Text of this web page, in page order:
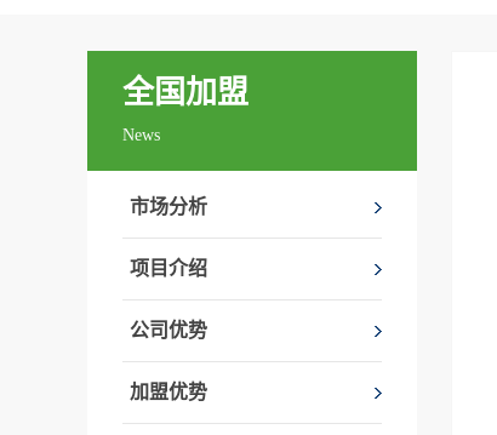
全国加盟
News
市场分析
项目介绍
公司优势
加盟优势